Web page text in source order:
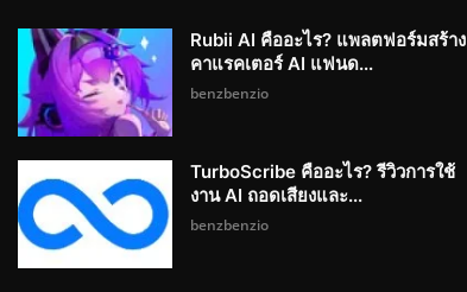
Rubii AI คืออะไร? แพลตฟอร์มสร้าง
คาแรคเตอร์ AI แฟนด...
benzbenzio
TurboScribe คืออะไร? รีวิวการใช้
งาน AI ถอดเสียงและ...
benzbenzio